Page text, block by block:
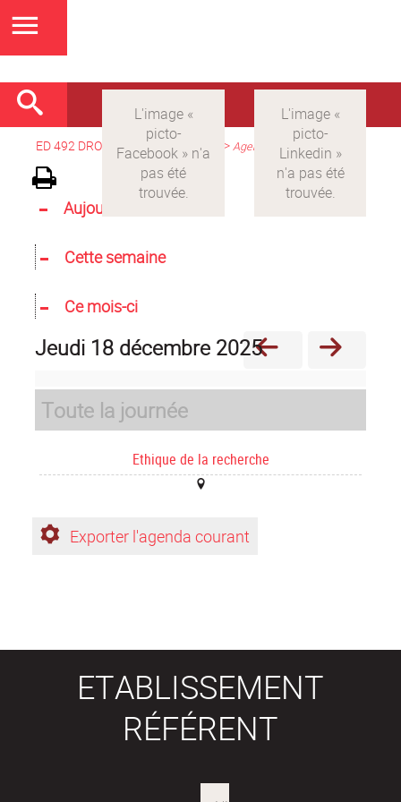
ED 492 DROIT > Version française >Agenda
Aujourd'hui
Cette semaine
Ce mois-ci
jeudi 18 décembre 2025
Toute la journée
Ethique de la recherche
Exporter l'agenda courant
ETABLISSEMENT
RÉFÉRENT